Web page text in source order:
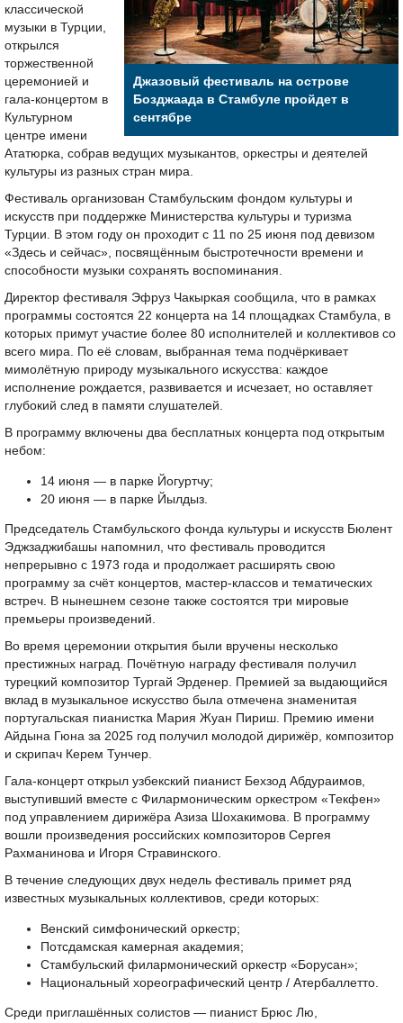
Джазовый фестиваль на острове
Бозджаада в Стамбуле пройдет в
сентябре
классической
музыки в Турции,
открылся
торжественной
церемонией и
гала-концертом в
Культурном
центре имени
Ататюрка, собрав ведущих музыкантов, оркестры и деятелей
культуры из разных стран мира.
Фестиваль организован Стамбульским фондом культуры и
искусств при поддержке Министерства культуры и туризма
Турции. В этом году он проходит с 11 по 25 июня под девизом
«Здесь и сейчас», посвящённым быстротечности времени и
способности музыки сохранять воспоминания.
Директор фестиваля Эфруз Чакыркая сообщила, что в рамках
программы состоятся 22 концерта на 14 площадках Стамбула, в
которых примут участие более 80 исполнителей и коллективов со
всего мира. По её словам, выбранная тема подчёркивает
мимолётную природу музыкального искусства: каждое
исполнение рождается, развивается и исчезает, но оставляет
глубокий след в памяти слушателей.
В программу включены два бесплатных концерта под открытым
небом:
14 июня — в парке Йогуртчу;
20 июня — в парке Йылдыз.
Председатель Стамбульского фонда культуры и искусств Бюлент
Эджзаджибашы напомнил, что фестиваль проводится
непрерывно с 1973 года и продолжает расширять свою
программу за счёт концертов, мастер-классов и тематических
встреч. В нынешнем сезоне также состоятся три мировые
премьеры произведений.
Во время церемонии открытия были вручены несколько
престижных наград. Почётную награду фестиваля получил
турецкий композитор Тургай Эрденер. Премией за выдающийся
вклад в музыкальное искусство была отмечена знаменитая
португальская пианистка Мария Жуан Пириш. Премию имени
Айдына Гюна за 2025 год получил молодой дирижёр, композитор
и скрипач Керем Тунчер.
Гала-концерт открыл узбекский пианист Бехзод Абдураимов,
выступивший вместе с Филармоническим оркестром «Текфен»
под управлением дирижёра Азиза Шохакимова. В программу
вошли произведения российских композиторов Сергея
Рахманинова и Игоря Стравинского.
В течение следующих двух недель фестиваль примет ряд
известных музыкальных коллективов, среди которых:
Венский симфонический оркестр;
Потсдамская камерная академия;
Стамбульский филармонический оркестр «Борусан»;
Национальный хореографический центр / Атербаллетто.
Среди приглашённых солистов — пианист Брюс Лю,